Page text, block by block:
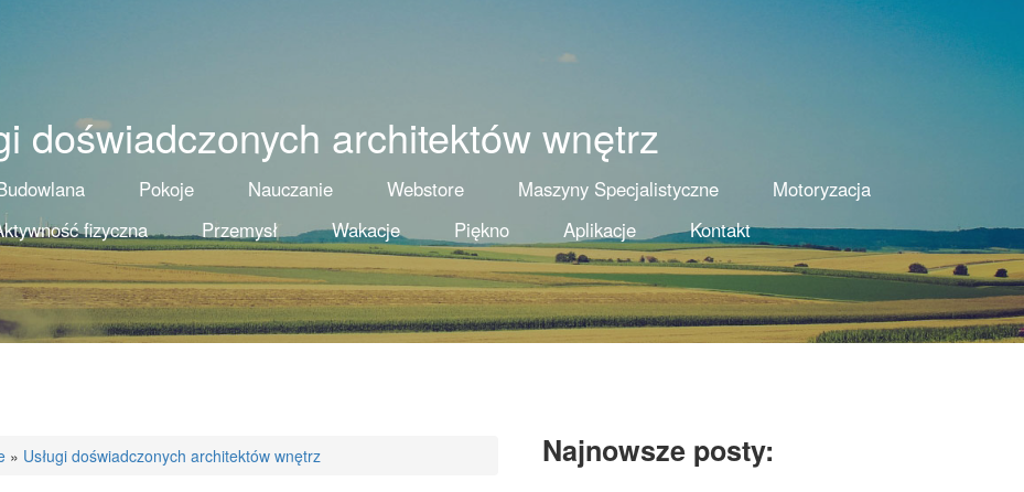
doświadczonych architektów wnętrz
Pokoje Nauczanie Webstore Maszyny Specjalistyczne
Motoryzacja
fizyczna Przemysł Wakacje Piękno Aplikacje Kontakt
» Usługi doświadczonych architektów wnętrz Najnowsze posty: